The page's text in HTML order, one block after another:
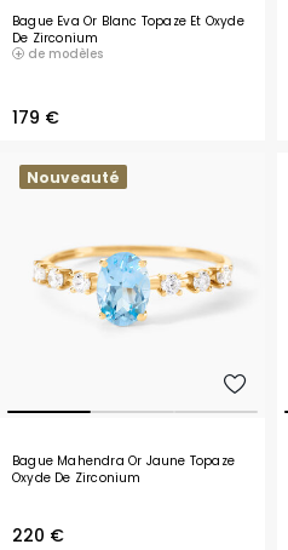
Bague Eva Or Blanc Topaze Et Oxyde
De Zirconium
de modèles
179 €
Nouveauté
Bague Mahendra Or Jaune Topaze
Oxyde De Zirconium
220 €